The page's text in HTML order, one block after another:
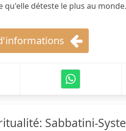
déteste le plus au
Sabbatini-